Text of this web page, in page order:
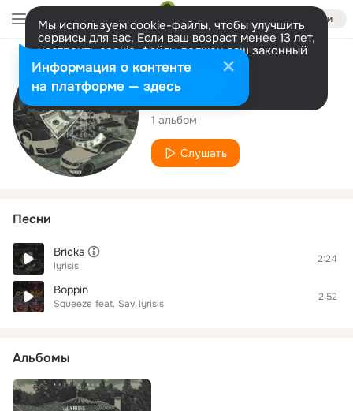
Войти
Мы используем cookie-файлы, чтобы улучшить
сервисы для вас. Если ваш возраст менее 13 лет,
настроить cookie-файлы должен ваш законный
представитель. Больше информации
Разрешить все Настроить
Исполнитель
lyrisis
1 альбом
Слушать
Песни
Bricks
lyrisis
2:24
Boppin
Squeeze feat. Sav lyrisis
2:52
Альбомы
Информация о контенте
на платформе — здесь